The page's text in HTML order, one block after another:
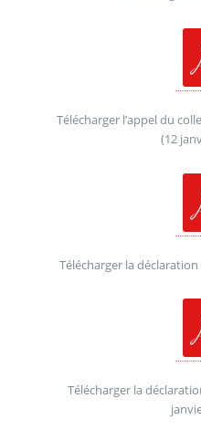
Télécharger l’appel du
(12
Télécharger la
Télécharger la